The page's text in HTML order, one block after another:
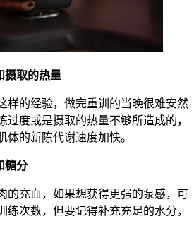
摄取的热量
的经验，做完重训的当晚很难安然
过度或是摄取的热量不够所造成的，
体的新陈代谢速度加快。
糖分
充血，如果想获得更强的泵感，可
练次数，但要记得补充充足的水分，